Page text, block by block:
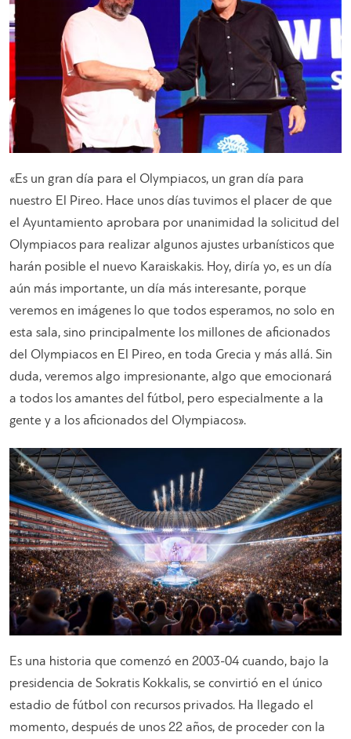
«Es un gran día para el Olympiacos, un gran día para
nuestro El Pireo. Hace unos días tuvimos el placer de que
el Ayuntamiento aprobara por unanimidad la solicitud del
Olympiacos para realizar algunos ajustes urbanísticos que
harán posible el nuevo Karaiskakis. Hoy, diría yo, es un día
aún más importante, un día más interesante, porque
veremos en imágenes lo que todos esperamos, no solo en
esta sala, sino principalmente los millones de aficionados
del Olympiacos en El Pireo, en toda Grecia y más allá. Sin
duda, veremos algo impresionante, algo que emocionará
a todos los amantes del fútbol, pero especialmente a la
gente y a los aficionados del Olympiacos».
Es una historia que comenzó en 2003-04 cuando, bajo la
presidencia de Sokratis Kokkalis, se convirtió en el único
estadio de fútbol con recursos privados. Ha llegado el
momento, después de unos 22 años, de proceder con la